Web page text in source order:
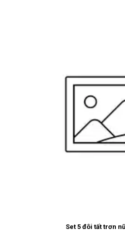
Set 5 đôi tất trơn